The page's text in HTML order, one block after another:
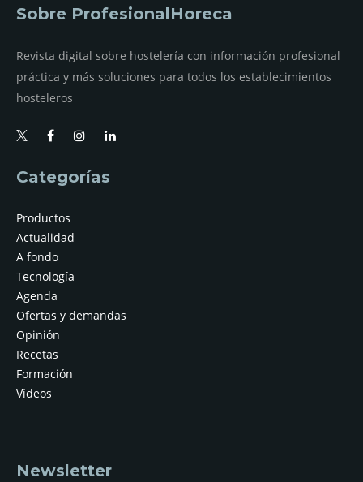
Sobre ProfesionalHoreca
Revista digital sobre hostelería con información profesional
práctica y más soluciones para todos los establecimientos
hosteleros
Categorías
Productos
Actualidad
A fondo
Tecnología
Agenda
Ofertas y demandas
Opinión
Recetas
Formación
Vídeos
Newsletter